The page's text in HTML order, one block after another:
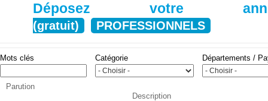
Déposez votre
(gratuit) PROFESSIONNELS
Mots clés Catégorie Départements /
Parution
Description